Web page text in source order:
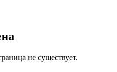
не существует.